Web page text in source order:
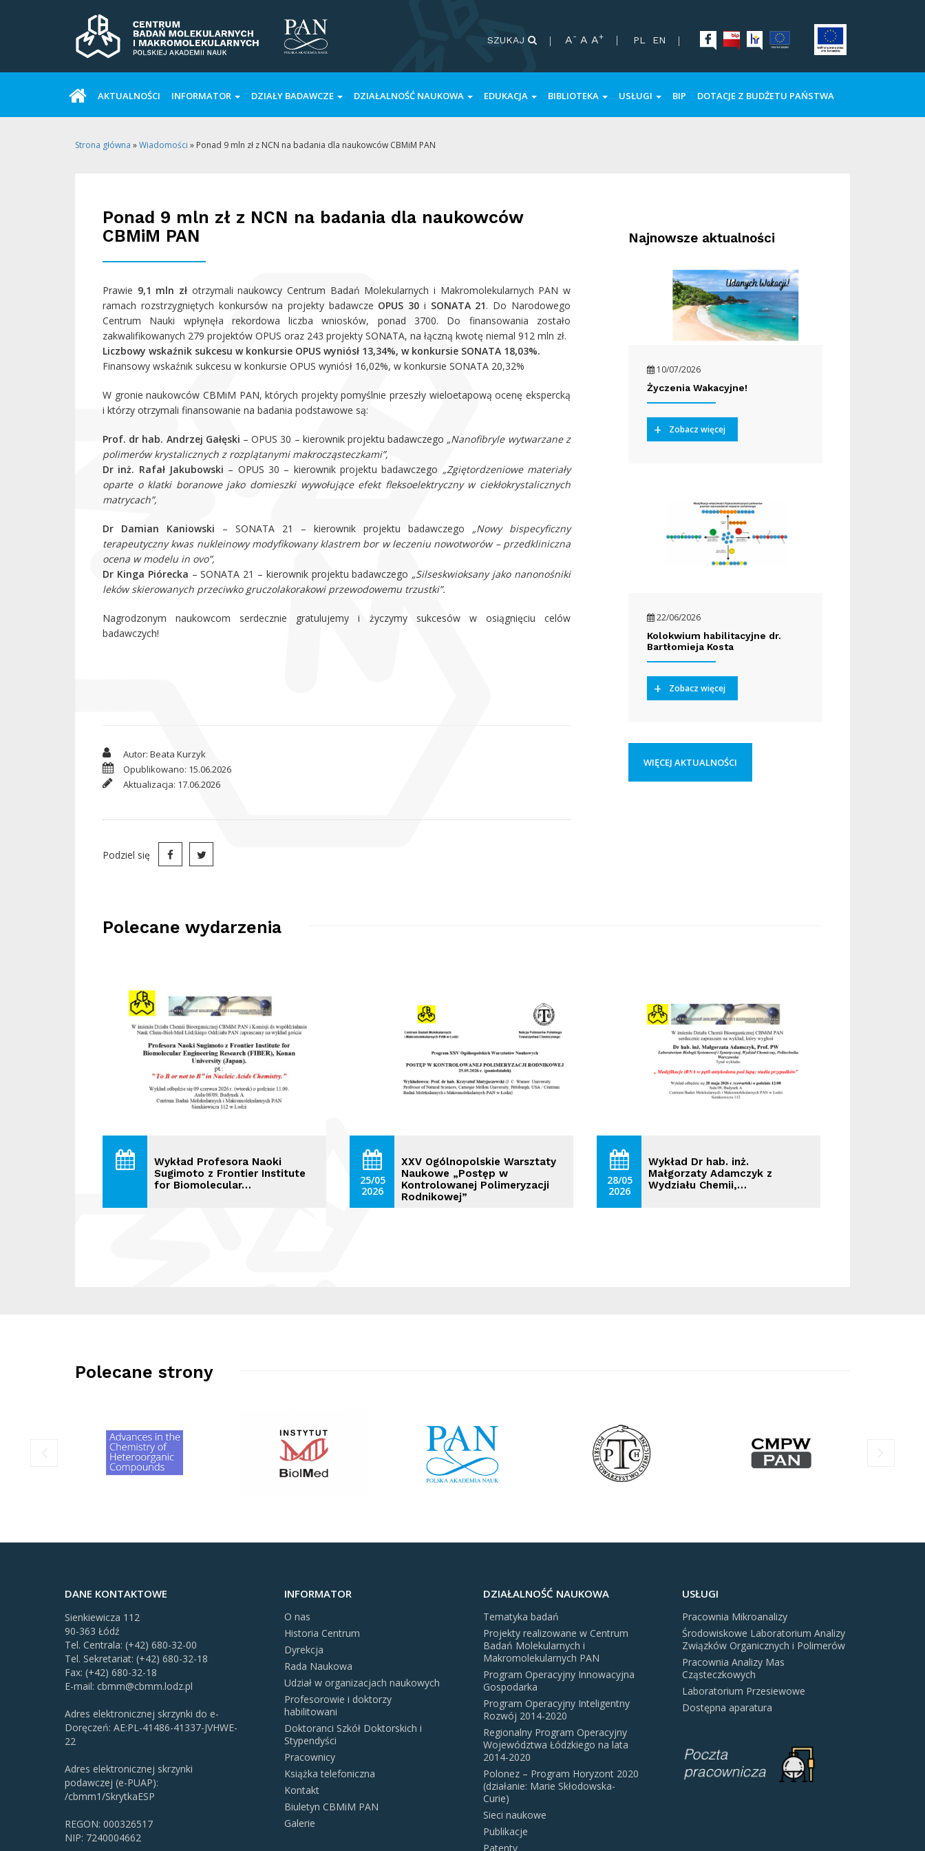
SZUKAJ A- A A+ PL EN
AKTUALNOŚCI INFORMATOR DZIAŁY BADAWCZE DZIAŁALNOŚĆ NAUKOWA EDUKACJA BIBLIOTEKA USŁUGI BIP DOTACJE Z BUDŻETU PAŃSTWA
Strona główna »Wiadomości » Ponad 9 mln zł z NCN na badania dla naukowców CBMiM PAN
Ponad 9 mln zł z NCN na badania dla naukowców
CBMiM PAN
Prawie 9,1 mln zł otrzymali naukowcy Centrum Badań Molekularnych i Makromolekularnych PAN w
ramach rozstrzygniętych konkursów na projekty badawcze OPUS 30 i SONATA 21. Do Narodowego
Centrum Nauki wpłynęła rekordowa liczba wniosków, ponad 3700. Do finansowania zostało
zakwalifikowanych 279 projektów OPUS oraz 243 projekty SONATA, na łączną kwotę niemal 912 mln zł.
Liczbowy wskaźnik sukcesu w konkursie OPUS wyniósł 13,34%, w konkursie SONATA 18,03%.
Finansowy wskaźnik sukcesu w konkursie OPUS wyniósł 16,02%, w konkursie SONATA 20,32%
W gronie naukowców CBMiM PAN, których projekty pomyślnie przeszły wieloetapową ocenę ekspercką
i którzy otrzymali finansowanie na badania podstawowe są:
Prof. dr hab. Andrzej Gałęski – OPUS 30 – kierownik projektu badawczego „Nanofibryle wytwarzane z
polimerów krystalicznych z rozplątanymi makrocząsteczkami”,
Dr inż. Rafał Jakubowski – OPUS 30 – kierownik projektu badawczego „Zgiętordzeniowe materiały
oparte o klatki boranowe jako domieszki wywołujące efekt fleksoelektryczny w ciekłokrystalicznych
matrycach”,
Dr Damian Kaniowski – SONATA 21 – kierownik projektu badawczego „Nowy bispecyficzny
terapeutyczny kwas nukleinowy modyfikowany klastrem bor w leczeniu nowotworów – przedkliniczna
ocena w modelu in ovo”,
Dr Kinga Piórecka – SONATA 21 – kierownik projektu badawczego „Silseskwioksany jako nanonośniki
leków skierowanych przeciwko gruczolakorakowi przewodowemu trzustki”.
Nagrodzonym naukowcom serdecznie gratulujemy i życzymy sukcesów w osiągnięciu celów
badawczych!
Autor: Beata Kurzyk
Opublikowano: 15.06.2026
Aktualizacja: 17.06.2026
Podziel się
Najnowsze aktualności
10/07/2026
Życzenia Wakacyjne!
Zobacz więcej
22/06/2026
Kolokwium habilitacyjne dr.
Bartłomieja Kosta
Zobacz więcej
WIĘCEJ AKTUALNOŚCI
Polecane wydarzenia
Wykład Profesora Naoki
Sugimoto z Frontier Institute
for Biomolecular…
25/05
2026
XXV Ogólnopolskie Warsztaty
Naukowe „Postęp w
Kontrolowanej Polimeryzacji
Rodnikowej”
28/05
2026
Wykład Dr hab. inż.
Małgorzaty Adamczyk z
Wydziału Chemii,…
Polecane strony
DANE KONTAKTOWE
Sienkiewicza 112
90-363 Łódź
Tel. Centrala: (+42) 680-32-00
Tel. Sekretariat: (+42) 680-32-18
Fax: (+42) 680-32-18
E-mail: cbmm@cbmm.lodz.pl
Adres elektronicznej skrzynki do e-
Doręczeń: AE:PL-41486-41337-JVHWE-
22
Adres elektronicznej skrzynki
podawczej (e-PUAP):
/cbmm1/SkrytkaESP
REGON: 000326517
NIP: 7240004662
INFORMATOR
O nas
Historia Centrum
Dyrekcja
Rada Naukowa
Udział w organizacjach naukowych
Profesorowie i doktorzy
habilitowani
Doktoranci Szkół Doktorskich i
Stypendyści
Pracownicy
Książka telefoniczna
Kontakt
Biuletyn CBMiM PAN
Galerie
DZIAŁALNOŚĆ NAUKOWA
Tematyka badań
Projekty realizowane w Centrum
Badań Molekularnych i
Makromolekularnych PAN
Program Operacyjny Innowacyjna
Gospodarka
Program Operacyjny Inteligentny
Rozwój 2014-2020
Regionalny Program Operacyjny
Województwa Łódzkiego na lata
2014-2020
Polonez – Program Horyzont 2020
(działanie: Marie Skłodowska-
Curie)
Sieci naukowe
Publikacje
Patenty
USŁUGI
Pracownia Mikroanalizy
Środowiskowe Laboratorium Analizy
Związków Organicznych i Polimerów
Pracownia Analizy Mas
Cząsteczkowych
Laboratorium Przesiewowe
Dostępna aparatura